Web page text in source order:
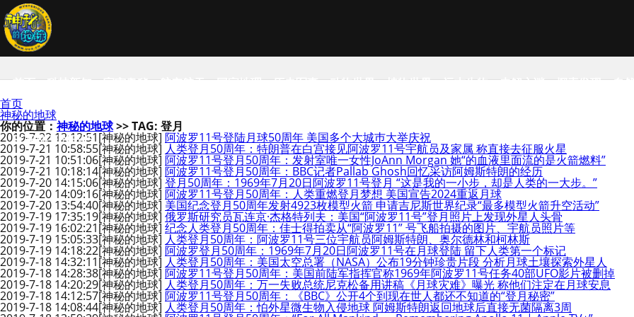
首页 科技新知 宇宙奥秘 航空航天 国家地理 历史军事 动物世界 植物世界 远古生物 未解之谜 探索发现 自
SCIENCE NEWS
首页
神秘的地球
你的位置：神秘的地球>> TAG: 登月
2019-7-22 12:12:51[神秘的地球] 阿波罗11号登陆月球50周年 美国多个大城巿大举庆祝
2019-7-21 10:58:55[神秘的地球] 人类登月50周年：特朗普在白宫接见阿波罗11号宇航员及家属 称直接去征服火星
2019-7-21 10:51:06[神秘的地球] 阿波罗11号登月50周年：发射室唯一女性JoAnn Morgan 她“的血液里面流的是火箭燃料”
2019-7-21 10:18:14[神秘的地球] 阿波罗11号登月50周年：BBC记者Pallab Ghosh回忆采访阿姆斯特朗的经历
2019-7-20 14:15:06[神秘的地球] 登月50周年：1969年7月20日阿波罗11号登月 “这是我的一小步，却是人类的一大步。”
2019-7-20 14:09:16[神秘的地球] 阿波罗11号登月50周年：人类重燃登月梦想 美国宣告2024重返月球
2019-7-20 13:54:40[神秘的地球] 美国纪念登月50周年发射4923枚模型火箭 申请吉尼斯世界纪录“最多模型火箭升空活动”
2019-7-19 17:35:19[神秘的地球] 俄罗斯研究员瓦连京·杰格特列夫：美国“阿波罗11号”登月照片上发现外星人头骨
2019-7-19 16:02:21[神秘的地球] 纪念人类登月50周年：佳士得拍卖从“阿波罗11” 号飞船拍摄的图片、宇航员照片等
2019-7-19 15:05:33[神秘的地球] 人类登月50周年：阿波罗11号三位宇航员阿姆斯特朗、奥尔德林和柯林斯
2019-7-19 14:18:22[神秘的地球] 阿波罗登月50周年：1969年7月20日阿波罗11号在月球登陆 留下人类第一个标记
2019-7-18 14:32:11[神秘的地球] 人类登月50周年：美国太空总署（NASA）公布19分钟珍贵片段 分析月球土壤探索外星人
2019-7-18 14:28:38[神秘的地球] 阿波罗11号登月50周年：美国前陆军指挥官称1969年阿波罗11号任务40部UFO影片被删掉
2019-7-18 14:20:29[神秘的地球] 人类登月50周年：万一失败总统尼克松备用讲稿《月球灾难》曝光 称他们注定在月球安息
2019-7-18 14:12:57[神秘的地球] 阿波罗11号登月50周年：《BBC》公开4个到现在世人都还不知道的“登月秘密”
2019-7-18 14:08:44[神秘的地球] 人类登月50周年：怕外星微生物入侵地球 阿姆斯特朗返回地球后直接无菌隔离3周